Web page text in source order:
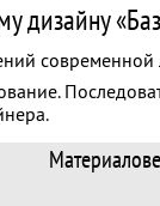
дизайну